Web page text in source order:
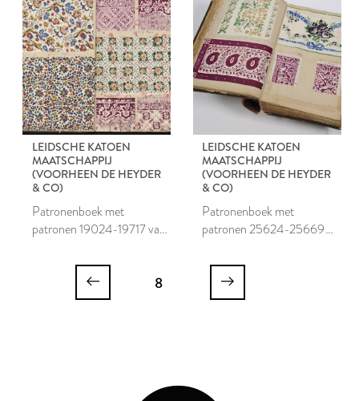
LEIDSCHE KATOEN
MAATSCHAPPIJ
(VOORHEEN DE HEYDER
& CO)
Patronenboek met
patronen 19024-19717 van
Maatschappij
LEIDSCHE KATOEN
MAATSCHAPPIJ
(VOORHEEN DE HEYDER
& CO)
Patronenboek met
patronen 25624-25669
Maatschappij
8